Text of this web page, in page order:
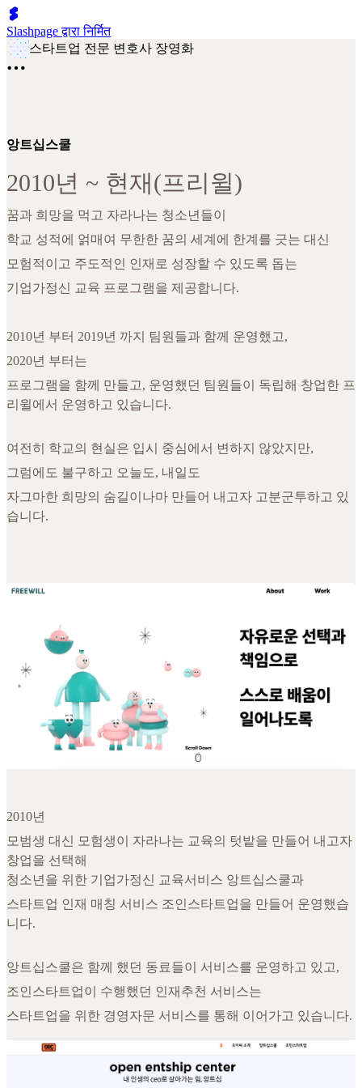
Slashpage द्वारा निर्मित
스타트업 전문 변호사 장영화
앙트십스쿨
2010년 ~ 현재(프리윌)
꿈과 희망을 먹고 자라나는 청소년들이
학교 성적에 얽매여 무한한 꿈의 세계에 한계를 긋는 대신
모험적이고 주도적인 인재로 성장할 수 있도록 돕는
기업가정신 교육 프로그램을 제공합니다.
2010년 부터 2019년 까지 팀원들과 함께 운영했고,
2020년 부터는
프로그램을 함께 만들고, 운영했던 팀원들이 독립해 창업한 프
리윌에서 운영하고 있습니다.
여전히 학교의 현실은 입시 중심에서 변하지 않았지만,
그럼에도 불구하고 오늘도, 내일도
자그마한 희망의 숨길이나마 만들어 내고자 고분군투하고 있
습니다.
2010년
모범생 대신 모험생이 자라나는 교육의 텃밭을 만들어 내고자
창업을 선택해
청소년을 위한 기업가정신 교육서비스 앙트십스쿨과
스타트업 인재 매칭 서비스 조인스타트업을 만들어 운영했습
니다.
앙트십스쿨은 함께 했던 동료들이 서비스를 운영하고 있고,
조인스타트업이 수행했던 인재추천 서비스는
스타트업을 위한 경영자문 서비스를 통해 이어가고 있습니다.